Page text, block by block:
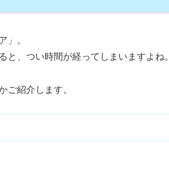
」。
、つい時間が経ってしまいますよね。
ご紹介します。